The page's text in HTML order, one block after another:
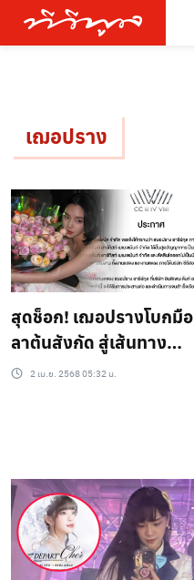
เฌอปราง
สุดช็อก! เฌอปรางโบกมือ
ลาต้นสังกัด สู่เส้นทาง
อิสระ2 เม.ย. 2568 05:32 น.